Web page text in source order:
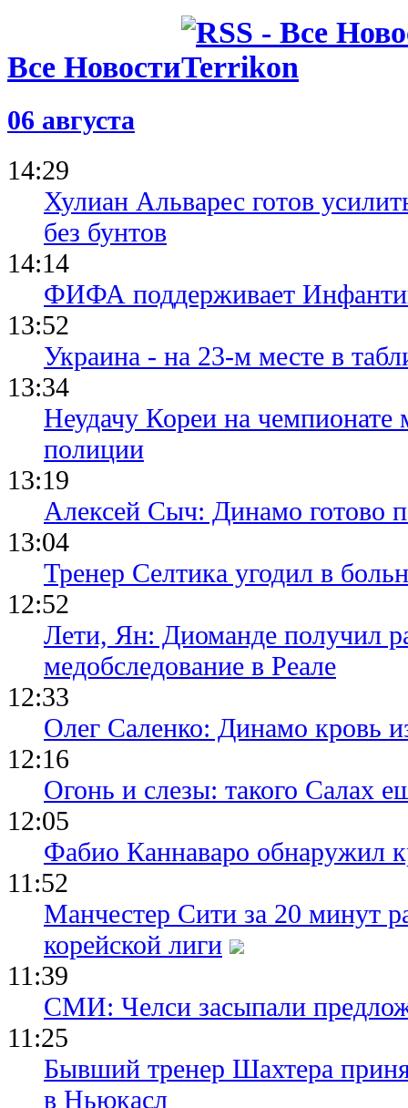
Все Новости
06 августа
14:29
Хулиан Альварес готов
без бунтов
14:14
ФИФА поддерживает
13:52
Украина - на 23-м месте в
13:34
Неудачу Кореи на
полиции
13:19
Алексей Сыч: Динамо готово
13:04
Тренер Селтика угодил в
12:52
Лети, Ян: Диоманде получил
медобследование в Реале
12:33
Олег Саленко: Динамо кровь
12:16
Огонь и слезы: такого Салах
12:05
Фабио Каннаваро обнаружил
11:52
Манчестер Сити за 20 минут
корейской лиги
11:39
СМИ: Челси засыпали
11:25
Бывший тренер Шахтера
в Ньюкасл